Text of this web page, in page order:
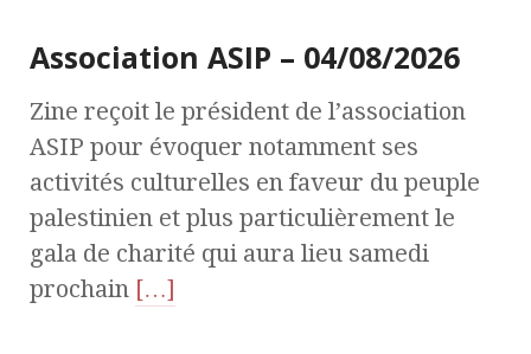
Association ASIP – 04/08/2026
Zine reçoit le président de l’association
ASIP pour évoquer notamment ses
activités culturelles en faveur du peuple
palestinien et plus particulièrement le
gala de charité qui aura lieu samedi
prochain […]